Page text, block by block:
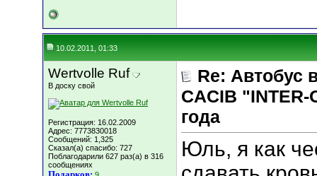
10.02.2011, 01:33
Wertvolle Ruf
В доску свой
Регистрация: 16.02.2009
Адрес: 7773830018
Сообщений: 1,325
Сказал(а) спасибо: 727
Поблагодарили 627 раз(а) в 316
сообщениях
Re: Автобус
CACIB "INTER-
года
Юль, я как